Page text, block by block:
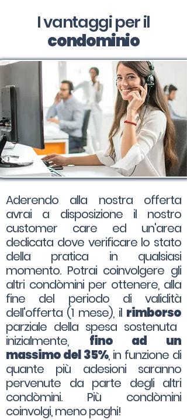
I vantaggi per il
condominio
Aderendo alla nostra offerta
avrai a disposizione il nostro
customer care ed un'area
dedicata dove verificare lo stato
della pratica in qualsiasi
momento. Potrai coinvolgere gli
altri condòmini per ottenere, alla
fine del periodo di validità
dell'offerta (1 mese), il rimborso
parziale della spesa sostenuta
inizialmente, fino ad un
massimo del 35%, in funzione di
quante più adesioni saranno
pervenute da parte degli altri
condòmini. Più condòmini
coinvolgi, meno paghi!